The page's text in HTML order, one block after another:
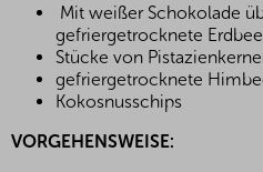
Mit weißer Schokolade
gefriergetrocknete
Stücke von
gefriergetrocknete
Kokosnusschips
VORGEHENSWEISE: